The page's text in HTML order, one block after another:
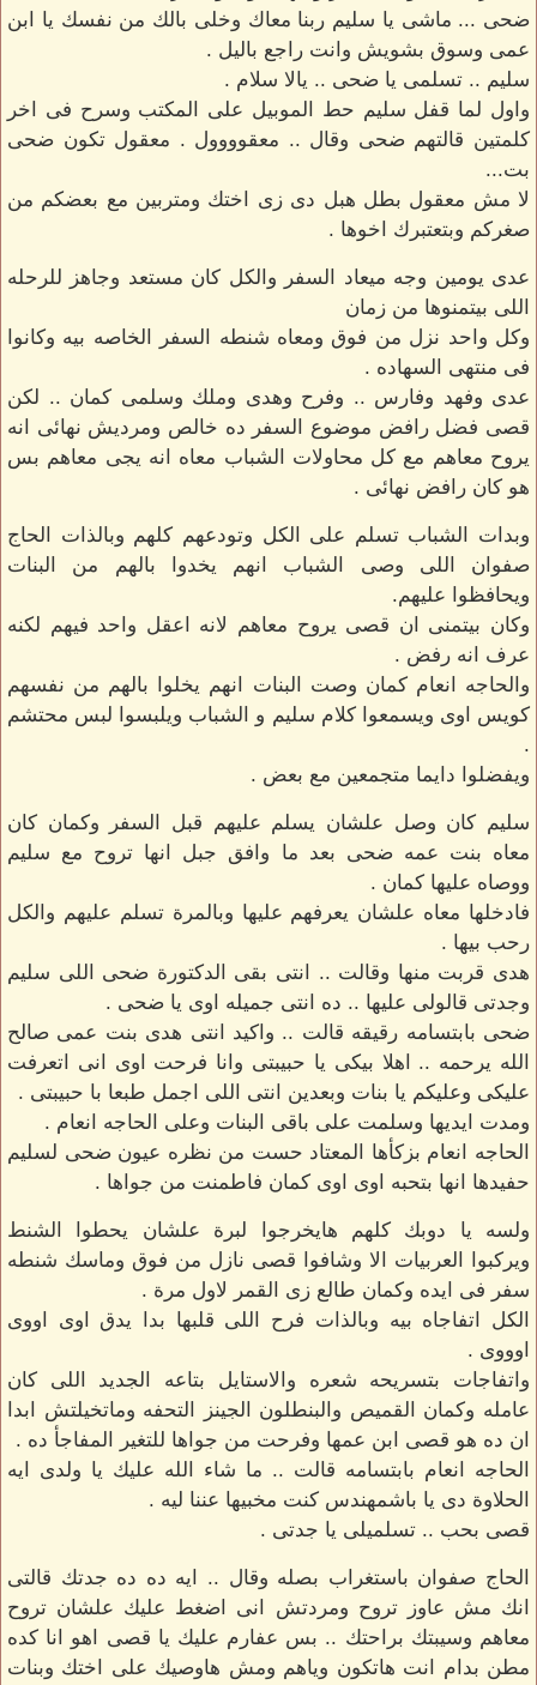
ضحى ... ماشى يا سليم ربنا معاك وخلى بالك من نفسك يا ابن
عمى وسوق بشويش وانت راجع باليل .
سليم .. تسلمى يا ضحى .. يالا سلام .
واول لما قفل سليم حط الموبيل على المكتب وسرح فى اخر
كلمتين قالتهم ضحى وقال .. معقوووول . معقول تكون ضحى
بت...
لا مش معقول بطل هبل دى زى اختك ومتربين مع بعضكم من
صغركم وبتعتبرك اخوها .
عدى يومين وجه ميعاد السفر والكل كان مستعد وجاهز للرحله
اللى بيتمنوها من زمان
وكل واحد نزل من فوق ومعاه شنطه السفر الخاصه بيه وكانوا
فى منتهى السهاده .
عدى وفهد وفارس .. وفرح وهدى وملك وسلمى كمان .. لكن
قصى فضل رافض موضوع السفر ده خالص ومرديش نهائى انه
يروح معاهم مع كل محاولات الشباب معاه انه يجى معاهم بس
هو كان رافض نهائى .
وبدات الشباب تسلم على الكل وتودعهم كلهم وبالذات الحاج
صفوان اللى وصى الشباب انهم يخدوا بالهم من البنات
ويحافظوا عليهم.
وكان بيتمنى ان قصى يروح معاهم لانه اعقل واحد فيهم لكنه
عرف انه رفض .
والحاجه انعام كمان وصت البنات انهم يخلوا بالهم من نفسهم
كويس اوى ويسمعوا كلام سليم و الشباب ويلبسوا لبس محتشم
.
ويفضلوا دايما متجمعين مع بعض .
سليم كان وصل علشان يسلم عليهم قبل السفر وكمان كان
معاه بنت عمه ضحى بعد ما وافق جبل انها تروح مع سليم
ووصاه عليها كمان .
فادخلها معاه علشان يعرفهم عليها وبالمرة تسلم عليهم والكل
رحب بيها .
هدى قربت منها وقالت .. انتى بقى الدكتورة ضحى اللى سليم
وجدتى قالولى عليها .. ده انتى جميله اوى يا ضحى .
ضحى بابتسامه رقيقه قالت .. واكيد انتى هدى بنت عمى صالح
الله يرحمه .. اهلا بيكى يا حبيبتى وانا فرحت اوى انى اتعرفت
عليكى وعليكم يا بنات وبعدين انتى اللى اجمل طبعا با حبيبتى .
ومدت ايديها وسلمت على باقى البنات وعلى الحاجه انعام .
الحاجه انعام بزكأها المعتاد حست من نظره عيون ضحى لسليم
حفيدها انها بتحبه اوى اوى كمان فاطمنت من جواها .
ولسه يا دوبك كلهم هايخرجوا لبرة علشان يحطوا الشنط
ويركبوا العربيات الا وشافوا قصى نازل من فوق وماسك شنطه
سفر فى ايده وكمان طالع زى القمر لاول مرة .
الكل اتفاجاه بيه وبالذات فرح اللى قلبها بدا يدق اوى اووى
اوووى .
واتفاجات بتسريحه شعره والاستايل بتاعه الجديد اللى كان
عامله وكمان القميص والبنطلون الجينز التحفه وماتخيلتش ابدا
ان ده هو قصى ابن عمها وفرحت من جواها للتغير المفاجأ ده .
الحاجه انعام بابتسامه قالت .. ما شاء الله عليك يا ولدى ايه
الحلاوة دى يا باشمهندس كنت مخبيها عننا ليه .
قصى بحب .. تسلميلى يا جدتى .
الحاج صفوان باستغراب بصله وقال .. ايه ده ده جدتك قالتى
انك مش عاوز تروح ومردتش انى اضغط عليك علشان تروح
معاهم وسيبتك براحتك .. بس عفارم عليك يا قصى اهو انا كده
مطن بدام انت هاتكون وياهم ومش هاوصيك على اختك وبنات